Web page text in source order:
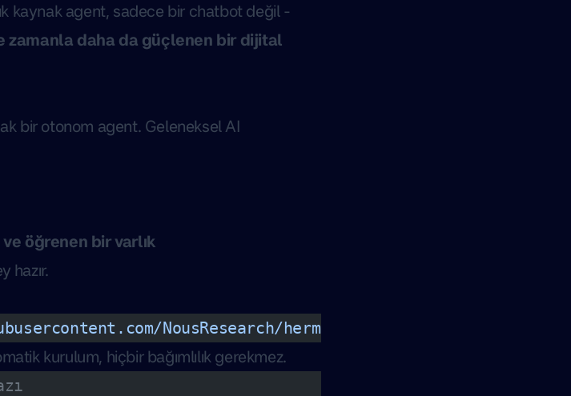
kaynak agent, sadece bir chatbot değil -
zamanla daha da güçlenen bir dijital
bir otonom agent. Geleneksel AI
öğrenen bir varlık
hazır.
NousResearch/hermes-agent/main/scripts/
kurulum, hiçbir bağımlılık gerekmez.